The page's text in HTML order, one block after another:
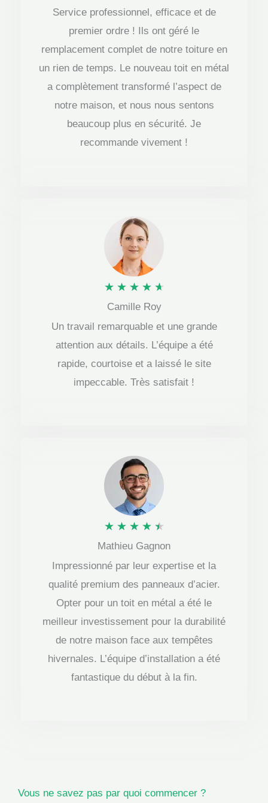
t
é
4
s
u
Service professionnel, efficace et de
premier ordre ! Ils ont géré le
remplacement complet de notre toiture en
un rien de temps. Le nouveau toit en métal
a complètement transformé l’aspect de
notre maison, et nous nous sentons
beaucoup plus en sécurité. Je
recommande vivement !
★ ★ ★ ★ ★
t
é
4
Camille Roy
Un travail remarquable et une grande
attention aux détails. L’équipe a été
rapide, courtoise et a laissé le site
impeccable. Très satisfait !
★ ★ ★ ★ ★
o
t
é
4
s
Mathieu Gagnon
Impressionné par leur expertise et la
qualité premium des panneaux d’acier.
Opter pour un toit en métal a été le
meilleur investissement pour la durabilité
de notre maison face aux tempêtes
hivernales. L’équipe d’installation a été
fantastique du début à la fin.
Vous ne savez pas par quoi commencer ?